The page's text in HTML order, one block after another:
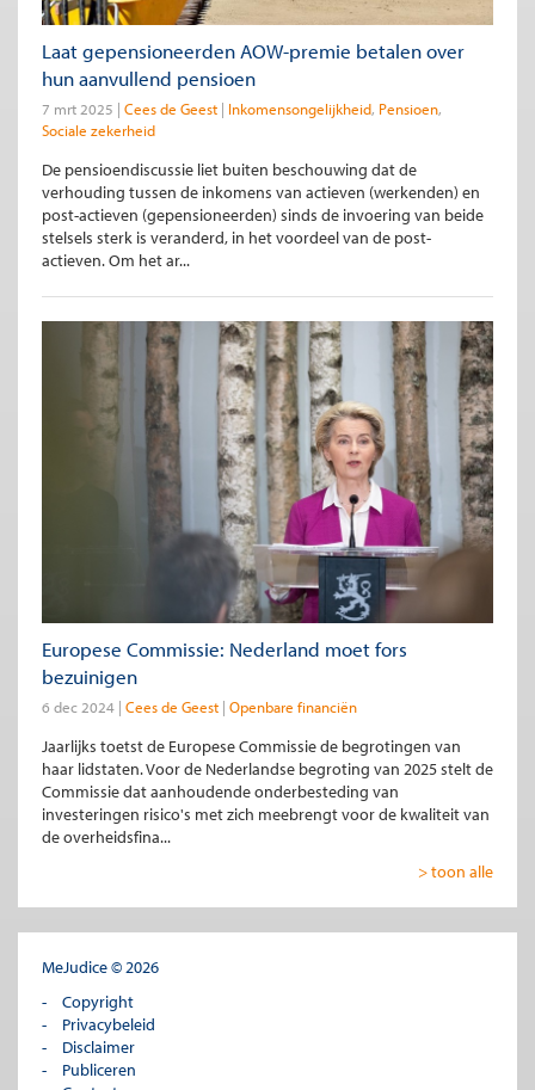
Laat gepensioneerden AOW-premie betalen over
hun aanvullend pensioen
7 mrt 2025 Cees de Geest Inkomensongelijkheid Pensioen
Sociale zekerheid
De pensioendiscussie liet buiten beschouwing dat de
verhouding tussen de inkomens van actieven (werkenden) en
post-actieven (gepensioneerden) sinds de invoering van beide
stelsels sterk is veranderd, in het voordeel van de post-
actieven. Om het ar...
Europese Commissie: Nederland moet fors
bezuinigen
6 dec 2024 Cees de Geest Openbare financiën
Jaarlijks toetst de Europese Commissie de begrotingen van
haar lidstaten. Voor de Nederlandse begroting van 2025 stelt de
Commissie dat aanhoudende onderbesteding van
investeringen risico's met zich meebrengt voor de kwaliteit van
de overheidsfina...
> toon alle
MeJudice © 2026
Copyright
Privacybeleid
Disclaimer
Publiceren